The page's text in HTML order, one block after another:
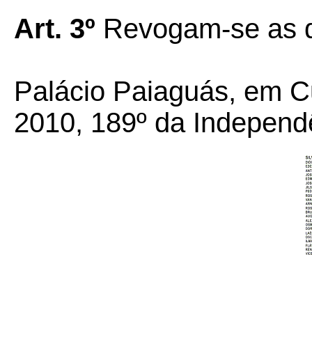
Art. 3º Revogam-se as
Palácio Paiaguás, em
2010, 189º da